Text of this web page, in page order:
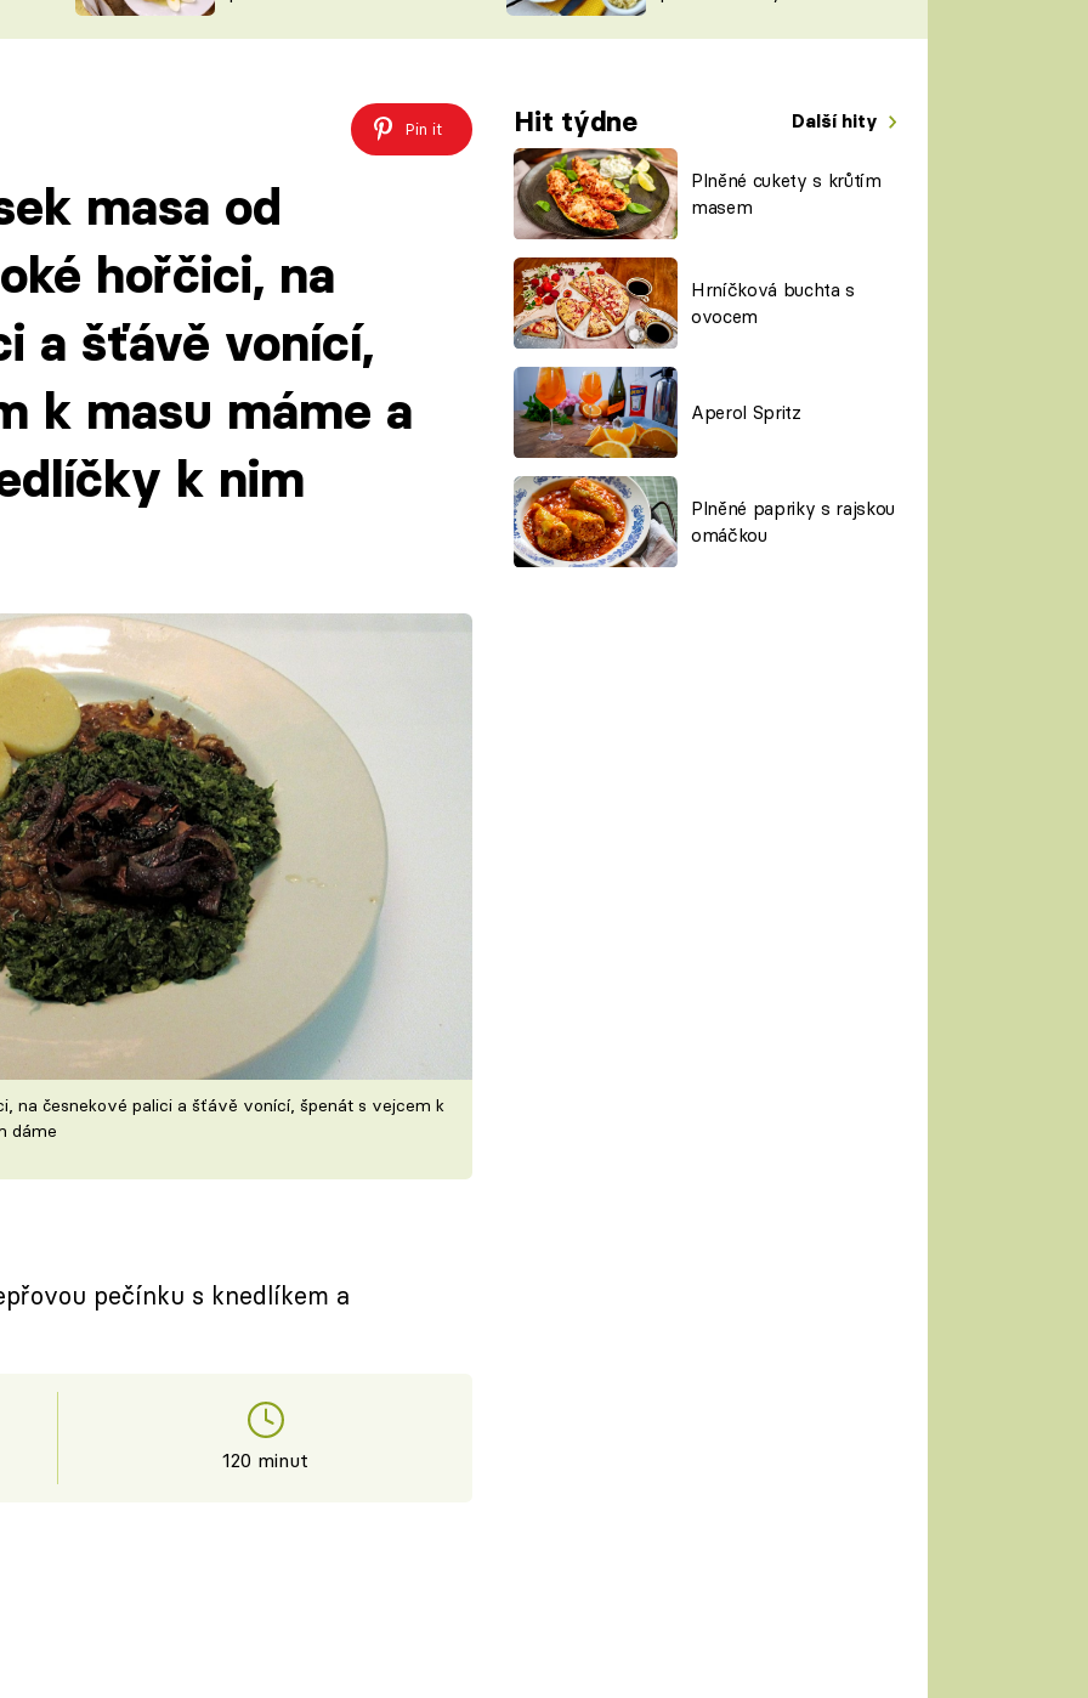
VYCHYTÁVKY
ŠÉFREDAKTORKY
ČASOPIS
Pin it Hit týdne Další hity
Plněné cukety s krůtím
masem
Hrníčková buchta s
ovocem
Aperol Spritz
Plněné papriky s rajskou
omáčkou
masa od
hořčici, na
a šťávě vonící,
k masu máme a
k nim
na česnekové palici a šťávě vonící, špenát s vejcem k
dáme
pečínku s knedlíkem a
120 minut